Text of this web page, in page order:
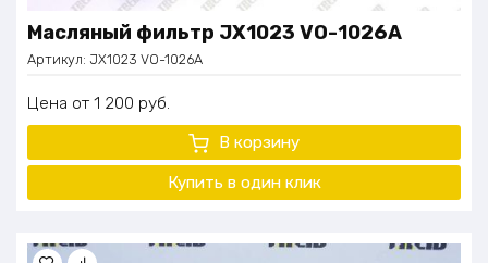
Масляный фильтр JX1023 VO-1026A
Артикул: JX1023 VO-1026A
Цена 1 200 руб.
В корзину
Купить в один клик